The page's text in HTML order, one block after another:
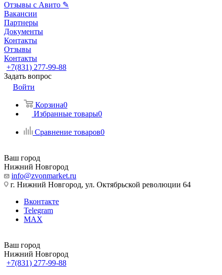
Отзывы с Авито ✎
Вакансии
Партнеры
Документы
Контакты
Отзывы
Контакты
+7(831) 277-99-88
Задать вопрос
Войти
Корзина0
Избранные товары0
Сравнение товаров0
Ваш город
Нижний Новгород
info@zvonmarket.ru
г. Нижний Новгород, ул. Октябрьской революции 64
Вконтакте
Telegram
MAX
Ваш город
Нижний Новгород
+7(831) 277-99-88